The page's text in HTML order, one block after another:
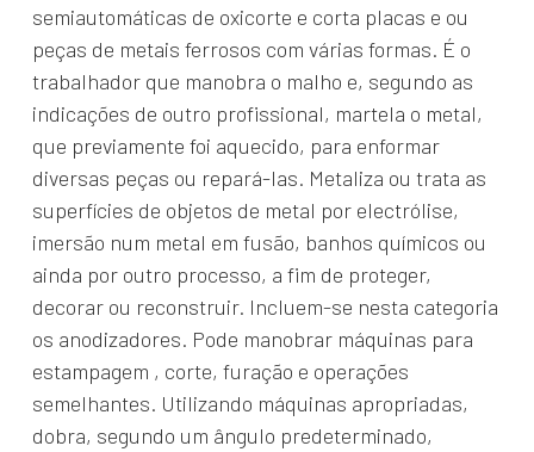
semiautomáticas de oxicorte e corta placas e ou
peças de metais ferrosos com várias formas. É o
trabalhador que manobra o malho e, segundo as
indicações de outro profissional, martela o metal,
que previamente foi aquecido, para enformar
diversas peças ou repará-las. Metaliza ou trata as
superfícies de objetos de metal por electrólise,
imersão num metal em fusão, banhos químicos ou
ainda por outro processo, a fim de proteger,
decorar ou reconstruir. Incluem-se nesta categoria
os anodizadores. Pode manobrar máquinas para
estampagem , corte, furação e operações
semelhantes. Utilizando máquinas apropriadas,
dobra, segundo um ângulo predeterminado,